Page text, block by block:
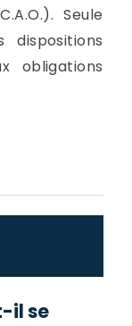
Seule
obligations
il se